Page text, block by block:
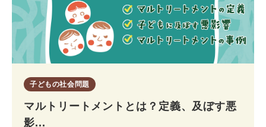
子どもの社会問題
マルトリートメントとは？定義、及ぼす悪
影...